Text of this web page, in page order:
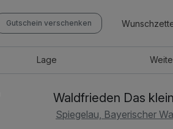
Gutschein verschenken
Lage
Waldfrieden Das
Spiegelau, Bayerischer